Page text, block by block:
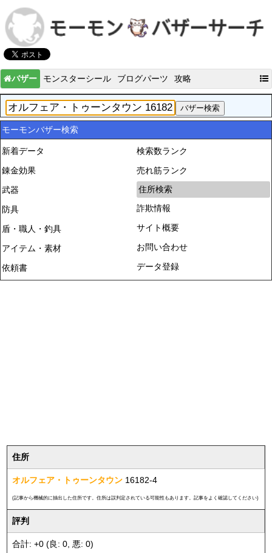
バザー モンスターシール ブログパーツ 攻略
モーモンバザー検索
新着データ
錬金効果
武器
防具
盾・職人・釣具
アイテム・素材
依頼書
検索数ランク
売れ筋ランク
住所検索
詐欺情報
サイト概要
お問い合わせ
データ登録
住所
オルフェア・トゥーンタウン 16182-4
(記事から機械的に抽出した住所です。住所は誤判定されている可能性もあります。記事をよく確認してください)
評判
合計: +0 (良: 0, 悪: 0)